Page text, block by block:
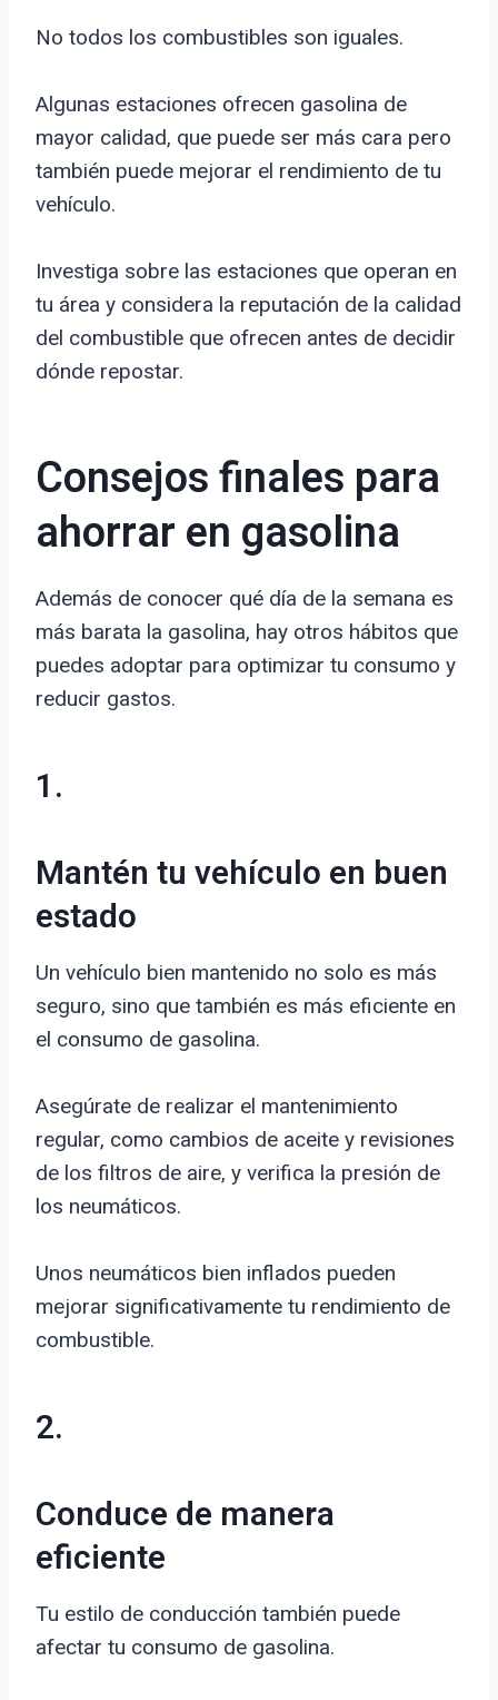
No todos los combustibles son iguales.
Algunas estaciones ofrecen gasolina de
mayor calidad, que puede ser más cara pero
también puede mejorar el rendimiento de tu
vehículo.
Investiga sobre las estaciones que operan en
tu área y considera la reputación de la calidad
del combustible que ofrecen antes de decidir
dónde repostar.
Consejos finales para
ahorrar en gasolina
Además de conocer qué día de la semana es
más barata la gasolina, hay otros hábitos que
puedes adoptar para optimizar tu consumo y
reducir gastos.
1.
Mantén tu vehículo en buen
estado
Un vehículo bien mantenido no solo es más
seguro, sino que también es más eficiente en
el consumo de gasolina.
Asegúrate de realizar el mantenimiento
regular, como cambios de aceite y revisiones
de los filtros de aire, y verifica la presión de
los neumáticos.
Unos neumáticos bien inflados pueden
mejorar significativamente tu rendimiento de
combustible.
2.
Conduce de manera
eficiente
Tu estilo de conducción también puede
afectar tu consumo de gasolina.